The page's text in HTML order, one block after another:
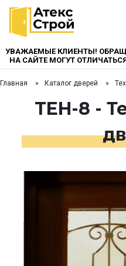
УВАЖАЕМЫЕ КЛИЕНТЫ!
НА САЙТЕ МОГУТ
Главная Каталог дверей
TEH-8 -